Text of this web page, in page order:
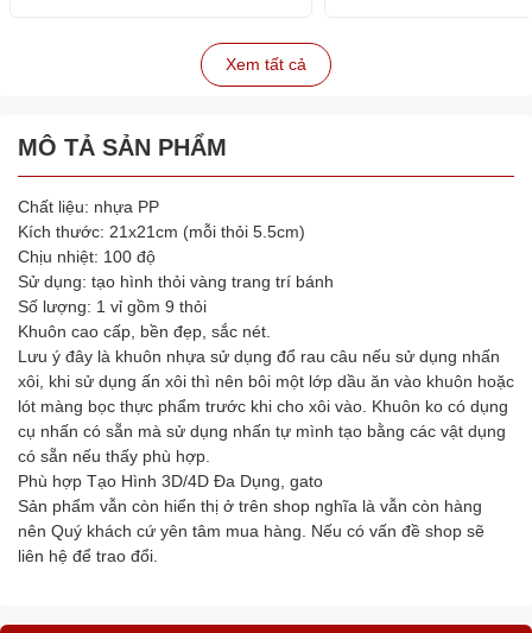
Xem tất cả
MÔ TẢ SẢN PHẨM
Chất liệu: nhựa PP
Kích thước: 21x21cm (mỗi thỏi 5.5cm)
Chịu nhiệt: 100 độ
Sử dụng: tạo hình thỏi vàng trang trí bánh
Số lượng: 1 vỉ gồm 9 thỏi
Khuôn cao cấp, bền đẹp, sắc nét.
Lưu ý đây là khuôn nhựa sử dụng đổ rau câu nếu sử dụng nhấn
xôi, khi sử dụng ấn xôi thì nên bôi một lớp dầu ăn vào khuôn hoặc
lót màng bọc thực phẩm trước khi cho xôi vào. Khuôn ko có dụng
cụ nhấn có sẵn mà sử dụng nhấn tự mình tạo bằng các vật dụng
có sẵn nếu thấy phù hợp.
Phù hợp Tạo Hình 3D/4D Đa Dụng, gato
Sản phẩm vẫn còn hiển thị ở trên shop nghĩa là vẫn còn hàng
nên Quý khách cứ yên tâm mua hàng. Nếu có vấn đề shop sẽ
liên hệ để trao đổi.